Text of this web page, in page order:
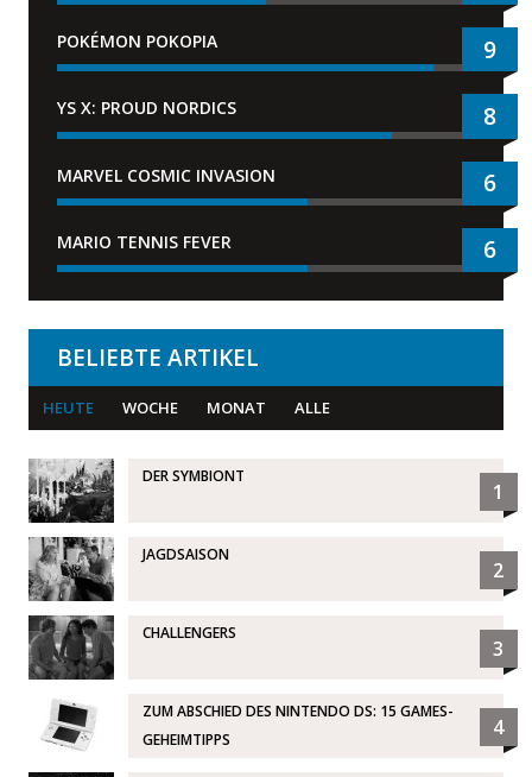
POKÉMON POKOPIA 9
YS X: PROUD NORDICS 8
MARVEL COSMIC INVASION 6
MARIO TENNIS FEVER 6
BELIEBTE ARTIKEL
HEUTE WOCHE MONAT ALLE
DER SYMBIONT
1
JAGDSAISON
2
CHALLENGERS
3
ZUM ABSCHIED DES NINTENDO DS: 15 GAMES-
GEHEIMTIPPS
4